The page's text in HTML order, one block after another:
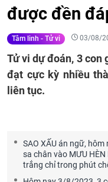
được đền
Tâm linh - Tử vi 03/08/
Tử vi dự đoán, 3 con
đạt cực kỳ nhiều
liên tục.
SAO XẤU án ngữ,
sa chân vào MƯU
trắng chỉ trong phút